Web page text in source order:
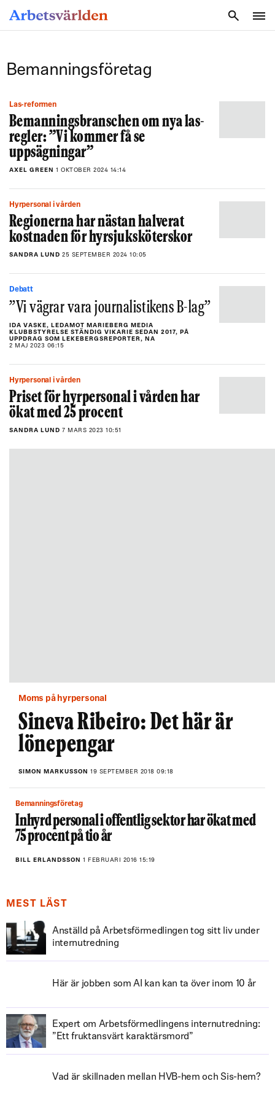
Bemanningsföretag
Las-reformen
Bemanningsbranschen om nya las-
regler: ”Vi kommer få se
uppsägningar”
AXEL GREEN 1 OKTOBER 2024 14:14
Hyrpersonal i vården
Regionerna har nästan halverat
kostnaden för hyrsjuksköterskor
SANDRA LUND 25 SEPTEMBER 2024 10:05
Debatt
”Vi vägrar vara journalistikens B-lag”
IDA VASKE, LEDAMOT MARIEBERG MEDIA
KLUBBSTYRELSE STÄNDIG VIKARIE SEDAN 2017, PÅ
UPPDRAG SOM LEKEBERGSREPORTER, NA
2 MAJ 2023 06:15
Hyrpersonal i vården
Priset för hyrpersonal i vården har
ökat med 25 procent
SANDRA LUND 7 MARS 2023 10:51
Moms på hyrpersonal
Sineva Ribeiro: Det här är
lönepengar
SIMON MARKUSSON 19 SEPTEMBER 2018 09:18
Bemanningsföretag
Inhyrd personal i offentlig sektor har ökat med
75 procent på tio år
BILL ERLANDSSON 1 FEBRUARI 2016 15:19
MEST LÄST
Anställd på Arbetsförmedlingen tog sitt liv under
internutredning
Här är jobben som AI kan kan ta över inom 10 år
Expert om Arbetsförmedlingens internutredning:
”Ett fruktansvärt karaktärsmord”
Vad är skillnaden mellan HVB-hem och Sis-hem?